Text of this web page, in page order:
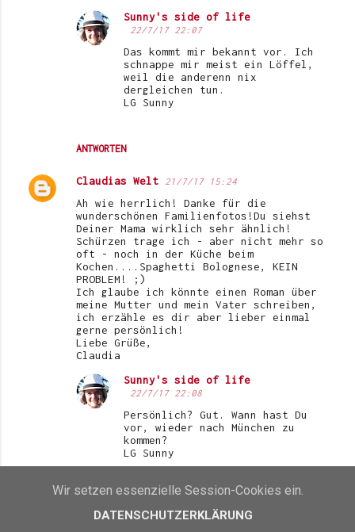
ANTWORTEN
Sunny's side of life
22/7/17 22:07
Das kommt mir bekannt vor. Ich
schnappe mir meist ein Löffel,
weil die anderenn nix
dergleichen tun.
LG Sunny
Claudias Welt 21/7/17 15:24
Ah wie herrlich! Danke für die
wunderschönen Familienfotos!Du siehst
Deiner Mama wirklich sehr ähnlich!
Schürzen trage ich - aber nicht mehr so
oft - noch in der Küche beim
Kochen....Spaghetti Bolognese, KEIN
PROBLEM! ;)
Ich glaube ich könnte einen Roman über
meine Mutter und mein Vater schreiben,
ich erzähle es dir aber lieber einmal
gerne persönlich!
Liebe Grüße,
Claudia
Sunny's side of life
22/7/17 22:08
Persönlich? Gut. Wann hast Du
vor, wieder nach München zu
kommen?
LG Sunny
Wir setzen essenzielle Session-Cookies ein.
DATENSCHUTZERKLÄRUNG